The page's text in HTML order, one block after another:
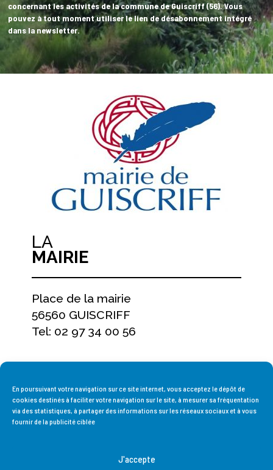
En poursuivant votre navigation sur ce site internet, vous acceptez le dépôt de
cookies destinés à faciliter votre navigation sur le site, à mesurer sa fréquentation
via des statistiques, à partager des informations sur les réseaux sociaux et à vous
fournir de la publicité ciblée
J'accepte
concernant les activités de la commune de Guiscriff (56). Vous
pouvez à tout moment utiliser le lien de désabonnement intégré
dans la newsletter.
LA
MAIRIE
Place de la mairie
56560 GUISCRIFF
Tel: 02 97 34 00 56
D'OUVERTURE
Du lundi au vendredi,
Fermée le samedi et le dimanche